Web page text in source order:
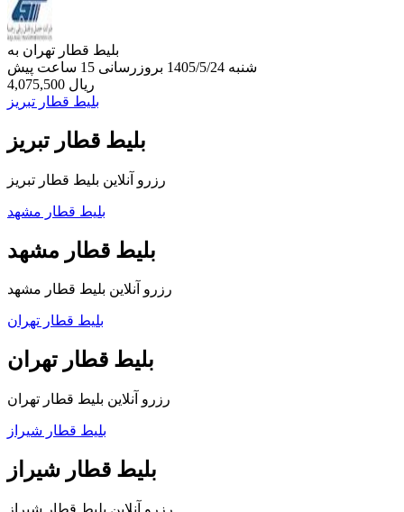
بلیط قطار تهران به
شنبه 1405/5/24
بروزرسانی 15 ساعت پیش
4,075,500 ریال
بلیط قطار تبریز
بلیط قطار تبریز
رزرو آنلاین بلیط قطار تبریز
بلیط قطار مشهد
بلیط قطار مشهد
رزرو آنلاین بلیط قطار مشهد
بلیط قطار تهران
بلیط قطار تهران
رزرو آنلاین بلیط قطار تهران
بلیط قطار شیراز
بلیط قطار شیراز
رزرو آنلاین بلیط قطار شیراز